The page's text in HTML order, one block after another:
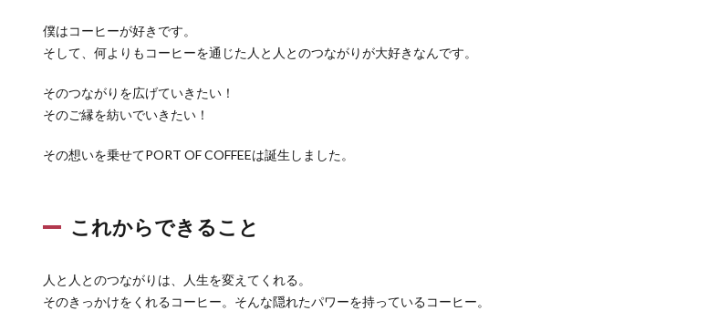
僕はコーヒーが好きです。
そして、何よりもコーヒーを通じた人と人とのつながりが大好きなんです。
そのつながりを広げていきたい！
そのご縁を紡いでいきたい！
その想いを乗せてPORT OF COFFEEは誕生しました。
これからできること
人と人とのつながりは、人生を変えてくれる。
そのきっかけをくれるコーヒー。そんな隠れたパワーを持っているコーヒー。